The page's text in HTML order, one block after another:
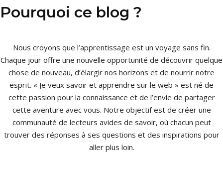
Pourquoi ce blog ?
Nous croyons que l’apprentissage est un voyage sans fin.
Chaque jour offre une nouvelle opportunité de découvrir quelque
chose de nouveau, d’élargir nos horizons et de nourrir notre
esprit. « Je veux savoir et apprendre sur le web » est né de
cette passion pour la connaissance et de l’envie de partager
cette aventure avec vous. Notre objectif est de créer une
communauté de lecteurs avides de savoir, où chacun peut
trouver des réponses à ses questions et des inspirations pour
aller plus loin.